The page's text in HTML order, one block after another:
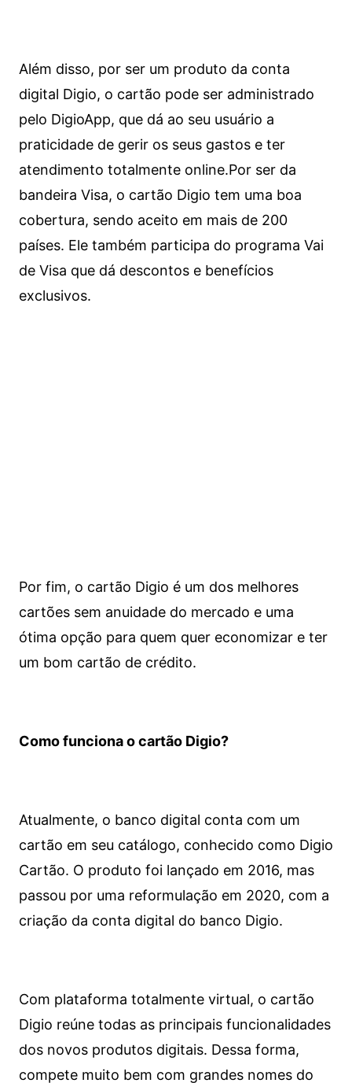
Além disso, por ser um produto da conta
digital Digio, o cartão pode ser administrado
pelo DigioApp, que dá ao seu usuário a
praticidade de gerir os seus gastos e ter
atendimento totalmente online.Por ser da
bandeira Visa, o cartão Digio tem uma boa
cobertura, sendo aceito em mais de 200
países. Ele também participa do programa Vai
de Visa que dá descontos e benefícios
exclusivos.
Por fim, o cartão Digio é um dos melhores
cartões sem anuidade do mercado e uma
ótima opção para quem quer economizar e ter
um bom cartão de crédito.
Como funciona o cartão Digio?
Atualmente, o banco digital conta com um
cartão em seu catálogo, conhecido como Digio
Cartão. O produto foi lançado em 2016, mas
passou por uma reformulação em 2020, com a
criação da conta digital do banco Digio.
Com plataforma totalmente virtual, o cartão
Digio reúne todas as principais funcionalidades
dos novos produtos digitais. Dessa forma,
compete muito bem com grandes nomes do